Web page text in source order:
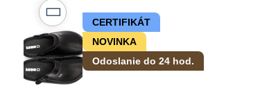
CERTIFIKÁT
NOVINKA
Odoslanie do 24 hod.